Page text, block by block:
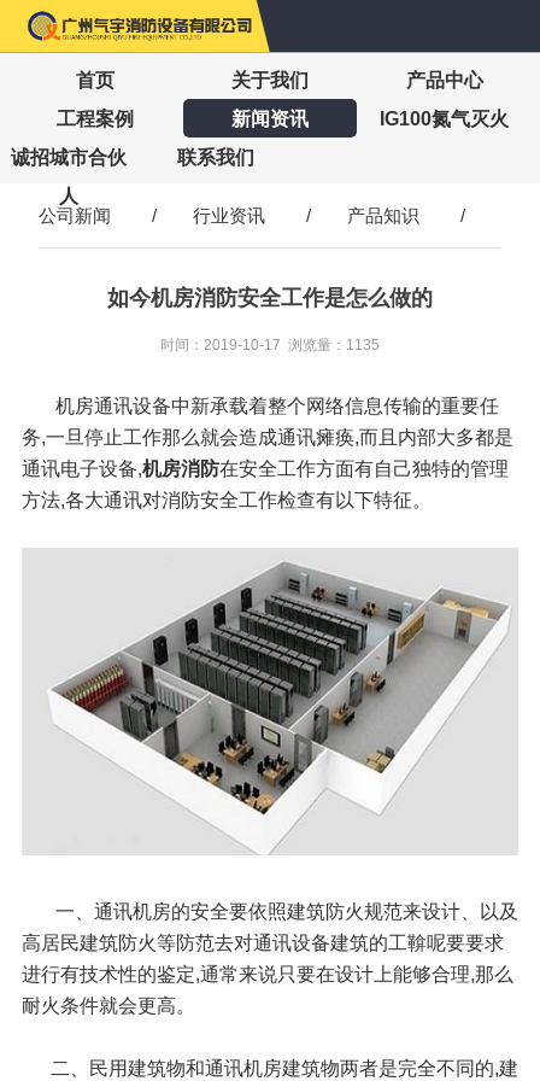
首页 关于我们
产品中心
工程案例
新闻资讯
IG100氮气灭火
诚招城市合伙
人
联系我们
公司新闻 / 行业资讯 / 产品知识 /
如今机房消防安全工作是怎么做的
时间：2019-10-17 浏览量：1135
机房通讯设备中新承载着整个网络信息传输的重要任
务,一旦停止工作那么就会造成通讯瘫痪,而且内部大多都是
通讯电子设备,机房消防在安全工作方面有自己独特的管理
方法,各大通讯对消防安全工作检查有以下特征。
一、通讯机房的安全要依照建筑防火规范来设计、以及
高居民建筑防火等防范去对通讯设备建筑的工鞥呢要要求
进行有技术性的鉴定,通常来说只要在设计上能够合理,那么
耐火条件就会更高。
二、民用建筑物和通讯机房建筑物两者是完全不同的,建